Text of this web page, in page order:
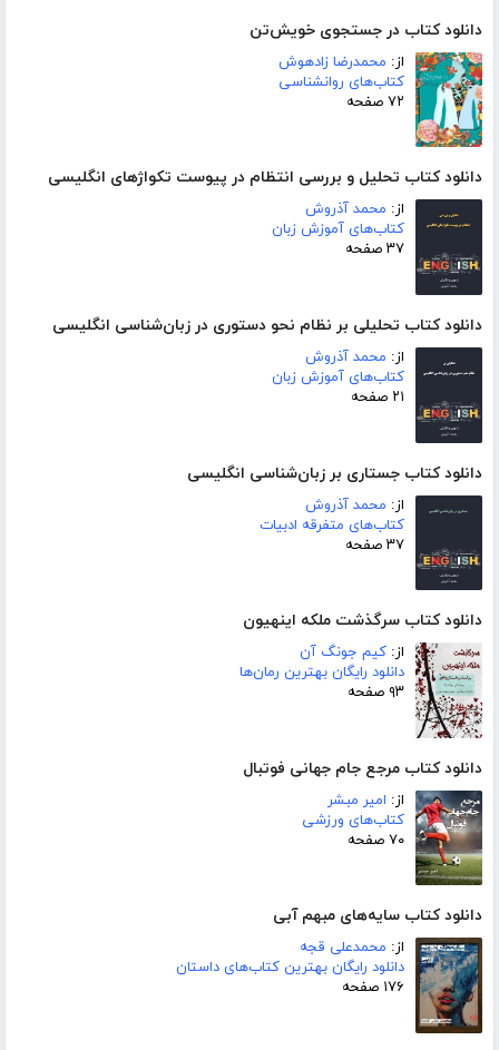
دانلود کتاب در جستجوی خویش‌تن
از: محمدرضا زادهوش
کتاب‌های روانشناسی
۷۲ صفحه
دانلود کتاب تحلیل و بررسی انتظام در پیوست تکواژهای انگلیسی
از: محمد آذروش
کتاب‌های آموزش زبان
۳۷ صفحه
دانلود کتاب تحلیلی بر نظام نحو دستوری در زبان‌شناسی انگلیسی
از: محمد آذروش
کتاب‌های آموزش زبان
۲۱ صفحه
دانلود کتاب جستاری بر زبان‌شناسی انگلیسی
از: محمد آذروش
کتاب‌های متفرقه ادبیات
۳۷ صفحه
دانلود کتاب سرگذشت ملکه اینهیون
از: کیم جونگ آن
دانلود رایگان بهترین رمان‌ها
۹۳ صفحه
دانلود کتاب مرجع جام جهانی فوتبال
از: امیر مبشر
کتاب‌های ورزشی
۷۰ صفحه
دانلود کتاب سایه‌های مبهم آبی
از: محمدعلی قجه
دانلود رایگان بهترین کتاب‌های داستان
۱۷۶ صفحه